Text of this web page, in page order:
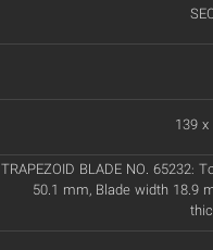
139
TRAPEZOID BLADE NO. 65232:
50.1 mm, Blade width 18.9